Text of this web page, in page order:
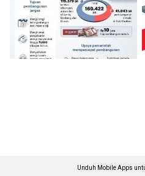
Unduh Mobile Apps